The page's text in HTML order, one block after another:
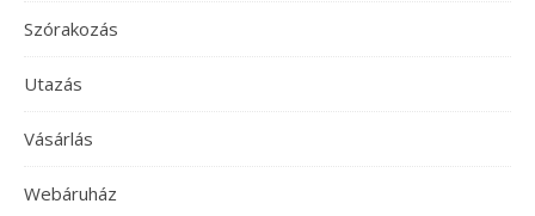
Szórakozás
Utazás
Vásárlás
Webáruház